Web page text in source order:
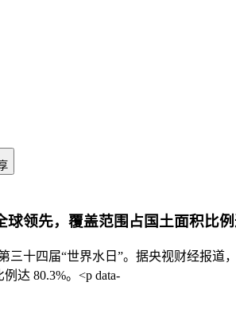
球领先，覆盖范围占国土面积比
三十四届“世界水日”。据央视财经报
达 80.3%。<p data-